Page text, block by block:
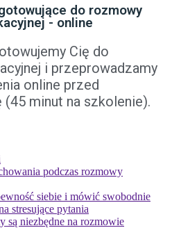
do rozmowy
- online
Cię do
i przeprowadzamy
online przed
minut na szkolenie).
podczas rozmowy
siebie i mówić swobodnie
stresujące pytania
są niezbędne na rozmowie